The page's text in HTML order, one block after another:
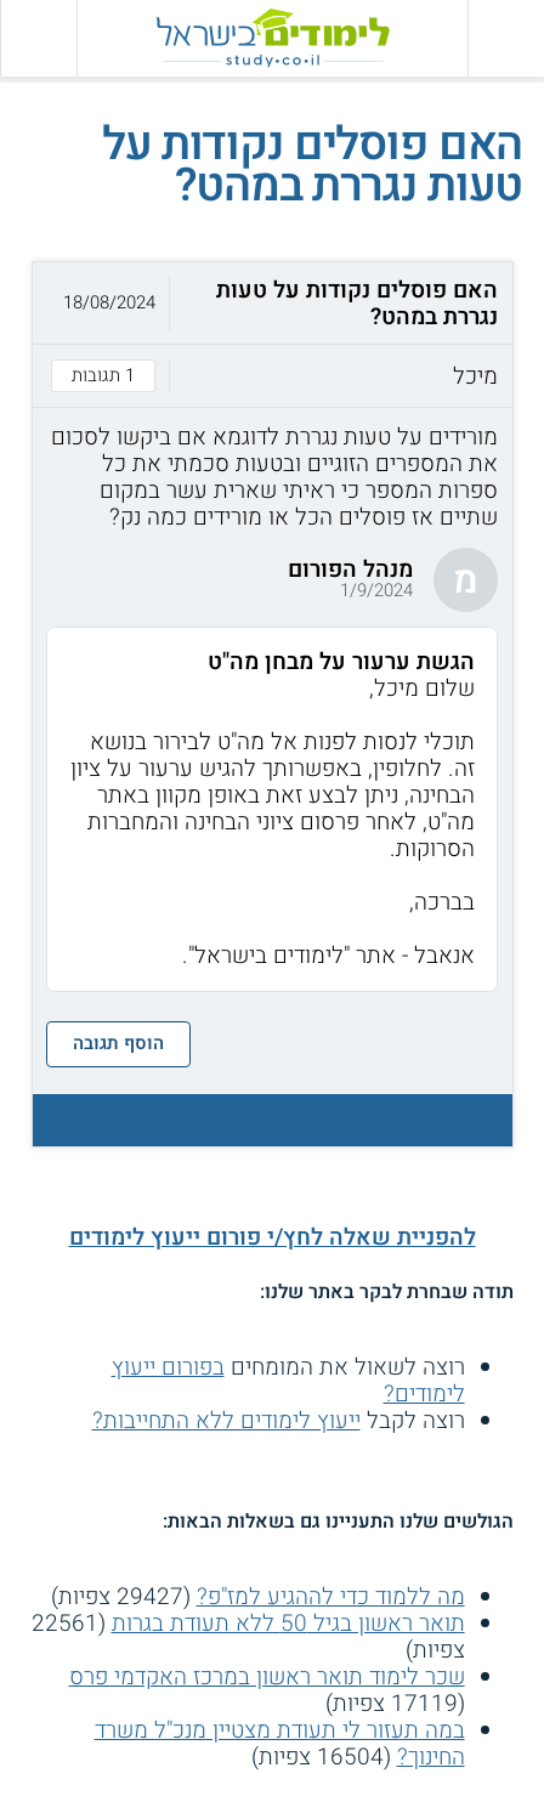
האם פוסלים נקודות על
טעות נגררת במהט?
האם פוסלים נקודות על טעות
נגררת במהט?
מיכל
1 תגובות
18/08/2024
מורידים על טעות נגררת לדוגמא אם ביקשו לסכום
את המספרים הזוגיים ובטעות סכמתי את כל
ספרות המספר כי ראיתי שארית עשר במקום
שתיים אז פוסלים הכל או מורידים כמה נק?
מ מנהל הפורום
1/9/2024
הגשת ערעור על מבחן מה"ט
שלום מיכל,
תוכלי לנסות לפנות אל מה"ט לבירור בנושא
זה. לחלופין, באפשרותך להגיש ערעור על ציון
הבחינה, ניתן לבצע זאת באופן מקוון באתר
מה"ט, לאחר פרסום ציוני הבחינה והמחברות
הסרוקות.
בברכה,
אנאבל - אתר "לימודים בישראל".
הוסף תגובה
להפניית שאלה לחץ/י פורום ייעוץ לימודים
תודה שבחרת לבקר באתר שלנו:
רוצה לשאול את המומחיםבפורום ייעוץ
לימודים?
רוצה לקבל ייעוץ לימודים ללא התחייבות?
הגולשים שלנו התעניינו גם בשאלות הבאות:
מה ללמוד כדי לההגיע למז"פ? (29427 צפיות)
תואר ראשון בגיל 50 ללא תעודת בגרות (22561
צפיות)
שכר לימוד תואר ראשון במרכז האקדמי פרס
(17119 צפיות)
במה תעזור לי תעודת מצטיין מנכ"ל משרד
החינוך? (16504 צפיות)